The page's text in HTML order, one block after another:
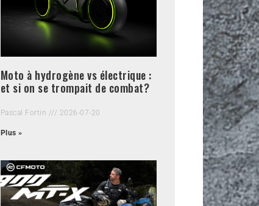
Moto à hydrogène vs électrique :
et si on se trompait de combat?
Pascal Fortin 2026-07-20
Plus »